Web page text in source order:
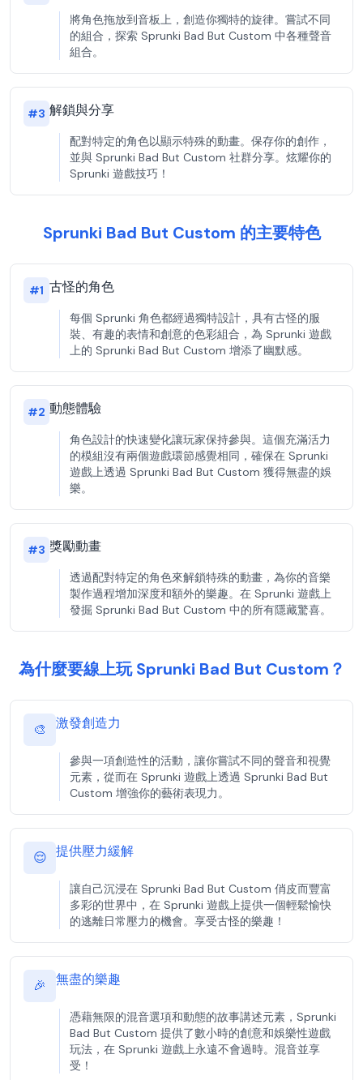
將角色拖放到音板上，創造你獨特的旋律。嘗試不同
的組合，探索 Sprunki Bad But Custom 中各種聲音
組合。
#3 解鎖與分享
配對特定的角色以顯示特殊的動畫。保存你的創作，
並與 Sprunki Bad But Custom 社群分享。炫耀你的
Sprunki 遊戲技巧！
Sprunki Bad But Custom 的主要特色
#1 古怪的角色
每個 Sprunki 角色都經過獨特設計，具有古怪的服
裝、有趣的表情和創意的色彩組合，為 Sprunki 遊戲
上的 Sprunki Bad But Custom 增添了幽默感。
#2 動態體驗
角色設計的快速變化讓玩家保持參與。這個充滿活力
的模組沒有兩個遊戲環節感覺相同，確保在 Sprunki
遊戲上透過 Sprunki Bad But Custom 獲得無盡的娛
樂。
#3 獎勵動畫
透過配對特定的角色來解鎖特殊的動畫，為你的音樂
製作過程增加深度和額外的樂趣。在 Sprunki 遊戲上
發掘 Sprunki Bad But Custom 中的所有隱藏驚喜。
為什麼要線上玩 Sprunki Bad But Custom？
🎨 激發創造力
參與一項創造性的活動，讓你嘗試不同的聲音和視覺
元素，從而在 Sprunki 遊戲上透過 Sprunki Bad But
Custom 增強你的藝術表現力。
😌 提供壓力緩解
讓自己沉浸在 Sprunki Bad But Custom 俏皮而豐富
多彩的世界中，在 Sprunki 遊戲上提供一個輕鬆愉快
的逃離日常壓力的機會。享受古怪的樂趣！
🎉 無盡的樂趣
憑藉無限的混音選項和動態的故事講述元素，Sprunki
Bad But Custom 提供了數小時的創意和娛樂性遊戲
玩法，在 Sprunki 遊戲上永遠不會過時。混音並享
受！